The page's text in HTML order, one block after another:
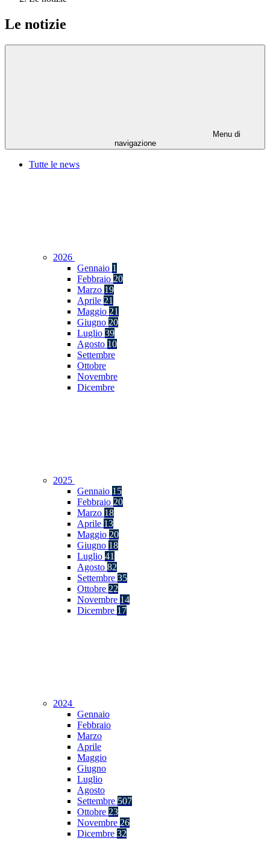
Le notizie
Menu di
navigazione
Tutte le news
2026
Gennaio 1
Febbraio 20
Marzo 19
Aprile 21
Maggio 21
Giugno 20
Luglio 39
Agosto 10
Settembre
Ottobre
Novembre
Dicembre
2025
Gennaio 15
Febbraio 20
Marzo 18
Aprile 13
Maggio 20
Giugno 18
Luglio 41
Agosto 82
Settembre 35
Ottobre 22
Novembre 14
Dicembre 17
2024
Gennaio
Febbraio
Marzo
Aprile
Maggio
Giugno
Luglio
Agosto
Settembre 507
Ottobre 23
Novembre 26
Dicembre 32